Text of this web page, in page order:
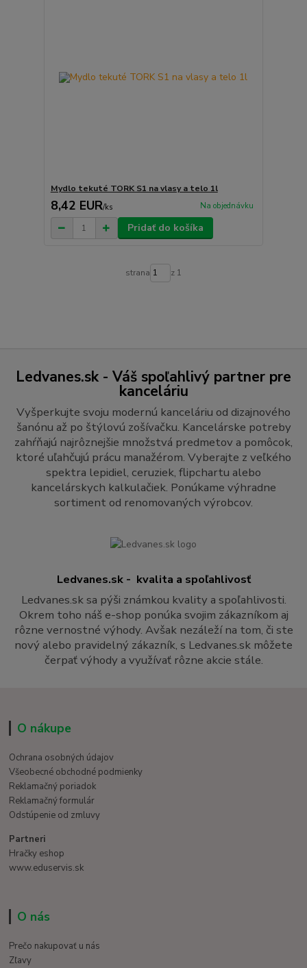
Mydlo tekuté TORK S1 na vlasy a telo 1l
8,42 EUR/ks Na objednávku
Pridať do košíka
strana z 1
Ledvanes.sk - Váš spoľahlivý partner pre
kanceláriu
Vyšperkujte svoju modernú kanceláriu od dizajnového
šanónu až po štýlovú zošívačku. Kancelárske potreby
zahŕňajú najrôznejšie množstvá predmetov a pomôcok,
ktoré uľahčujú prácu manažérom. Vyberajte z veľkého
spektra lepidiel, ceruziek, flipchartu alebo
kancelárskych kalkulačiek. Ponúkame výhradne
sortiment od renomovaných výrobcov.
Ledvanes.sk - kvalita a spoľahlivosť
Ledvanes.sk sa pýši známkou kvality a spoľahlivosti.
Okrem toho náš e-shop ponúka svojim zákazníkom aj
rôzne vernostné výhody. Avšak nezáleží na tom, či ste
nový alebo pravidelný zákazník, s Ledvanes.sk môžete
čerpať výhody a využívať rôzne akcie stále.
O nákupe
Ochrana osobných údajov
Všeobecné obchodné podmienky
Reklamačný poriadok
Reklamačný formulár
Odstúpenie od zmluvy
Partneri
Hračky eshop
www.eduservis.sk
O nás
Prečo nakupovať u nás
Zľavy